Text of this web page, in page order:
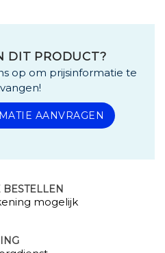
DIT PRODUCT?
op om prijsinformatie te
AANVRAGEN
mogelijk